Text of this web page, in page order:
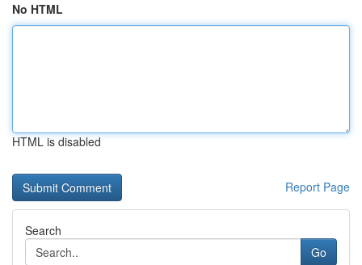
No HTML
HTML is disabled
Report Page
Search
Go